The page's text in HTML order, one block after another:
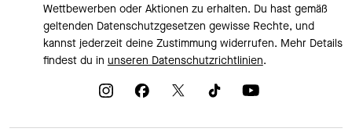
Wettbewerben oder Aktionen zu erhalten. Du hast gemäß
geltenden Datenschutzgesetzen gewisse Rechte, und
kannst jederzeit deine Zustimmung widerrufen. Mehr Details
findest du in unseren Datenschutzrichtlinien.